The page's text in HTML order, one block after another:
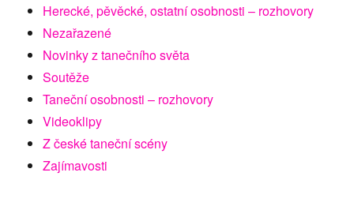
Herecké, pěvěcké, ostatní osobnosti – rozhovory
Nezařazené
Novinky z tanečního světa
Soutěže
Taneční osobnosti – rozhovory
Videoklipy
Z české taneční scény
Zajímavosti